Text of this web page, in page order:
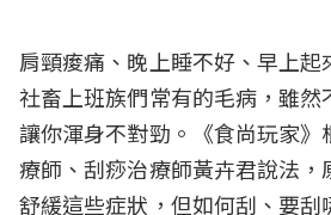
肩頸痠痛、晚上睡不好、早上
社畜上班族們常有的毛病，雖然
讓你渾身不對勁。《食尚玩家
療師、刮痧治療師黃卉君說法，
舒緩這些症狀，但如何刮、要刮